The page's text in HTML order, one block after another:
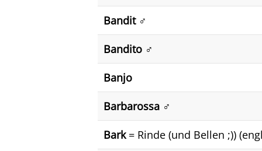
Bandit ♂️
Bandito ♂️
Banjo
Barbarossa ♂️
Bark= Rinde (und Bellen ;))